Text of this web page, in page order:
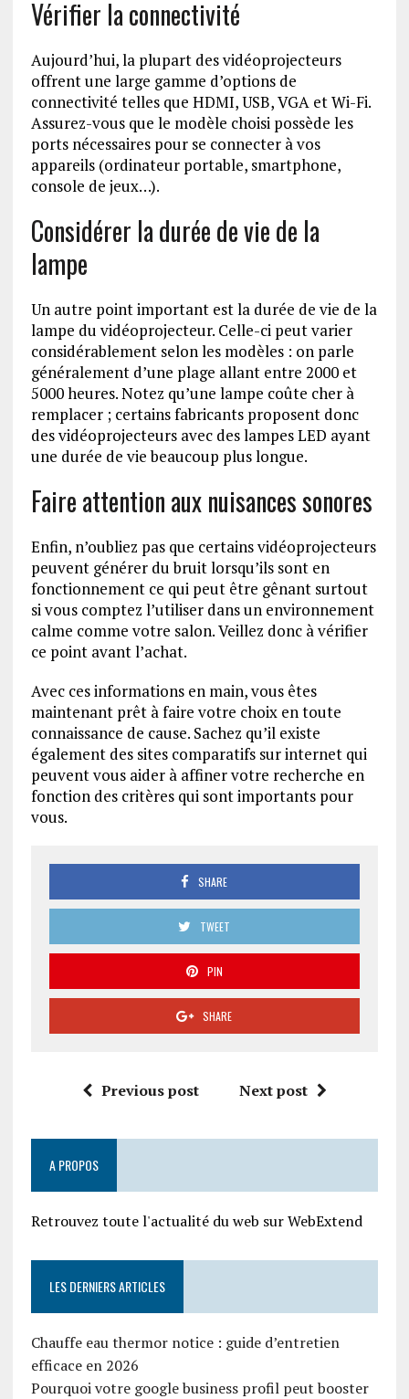
Vérifier la connectivité
Aujourd’hui, la plupart des vidéoprojecteurs
offrent une large gamme d’options de
connectivité telles que HDMI, USB, VGA et Wi-Fi.
Assurez-vous que le modèle choisi possède les
ports nécessaires pour se connecter à vos
appareils (ordinateur portable, smartphone,
console de jeux…).
Considérer la durée de vie de la
lampe
Un autre point important est la durée de vie de la
lampe du vidéoprojecteur. Celle-ci peut varier
considérablement selon les modèles : on parle
généralement d’une plage allant entre 2000 et
5000 heures. Notez qu’une lampe coûte cher à
remplacer ; certains fabricants proposent donc
des vidéoprojecteurs avec des lampes LED ayant
une durée de vie beaucoup plus longue.
Faire attention aux nuisances sonores
Enfin, n’oubliez pas que certains vidéoprojecteurs
peuvent générer du bruit lorsqu’ils sont en
fonctionnement ce qui peut être gênant surtout
si vous comptez l’utiliser dans un environnement
calme comme votre salon. Veillez donc à vérifier
ce point avant l’achat.
Avec ces informations en main, vous êtes
maintenant prêt à faire votre choix en toute
connaissance de cause. Sachez qu’il existe
également des sites comparatifs sur internet qui
peuvent vous aider à affiner votre recherche en
fonction des critères qui sont importants pour
vous.
SHARE
TWEET
PIN
SHARE
Previous post Next post
A PROPOS
Retrouvez toute l'actualité du web sur WebExtend
LES DERNIERS ARTICLES
Chauffe eau thermor notice : guide d’entretien
efficace en 2026
Pourquoi votre google business profil peut booster